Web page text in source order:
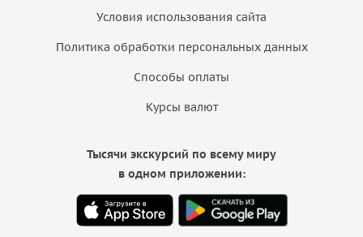
Условия использования сайта
Политика обработки персональных данных
Способы оплаты
Курсы валют
Тысячи экскурсий по всему миру
в одном приложении: